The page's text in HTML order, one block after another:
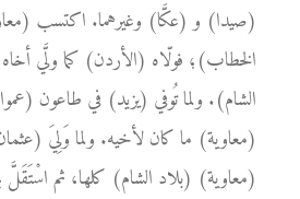
(صيدا) و (عكَّا) وغيرهما. اكتسب
الخطاب)؛ فولّاه (الأردن) كما ولَّي
الشام). ولما تُوفي (يزيد) في طاعون
(معاوية) ما كان لأخيه. ولما وَلِيَ
(معاوية) (بلاد الشام) كلها، ثم اسْتَقَلَّ